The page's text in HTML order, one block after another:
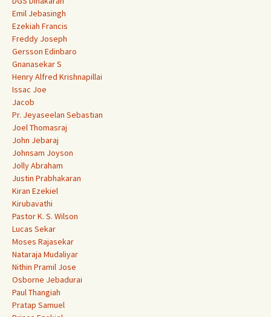
Emil Jebasingh
Ezekiah Francis
Freddy Joseph
Gersson Edinbaro
Gnanasekar S
Henry Alfred Krishnapillai
Issac Joe
Jacob
Pr. Jeyaseelan Sebastian
Joel Thomasraj
John Jebaraj
Johnsam Joyson
Jolly Abraham
Justin Prabhakaran
Kiran Ezekiel
Kirubavathi
Pastor K. S. Wilson
Lucas Sekar
Moses Rajasekar
Nataraja Mudaliyar
Nithin Pramil Jose
Osborne Jebadurai
Paul Thangiah
Pratap Samuel